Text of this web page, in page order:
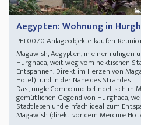
Aegypten: Wohnung in
PET0070 Anlageobjekte-kaufen-
Magawish, Aegypten, in einer ruhigen
Hurghada, weit weg vom hektischen
Entspannen. Direkt im Herzen von
Hotel)! und in der Nähe des Strandes
Das Jungle Compound befindet sich in
gemütlichen Gegend von Hurghada,
Stadtleben und einfach ideal zum
Magawish (direkt vor dem Mercure